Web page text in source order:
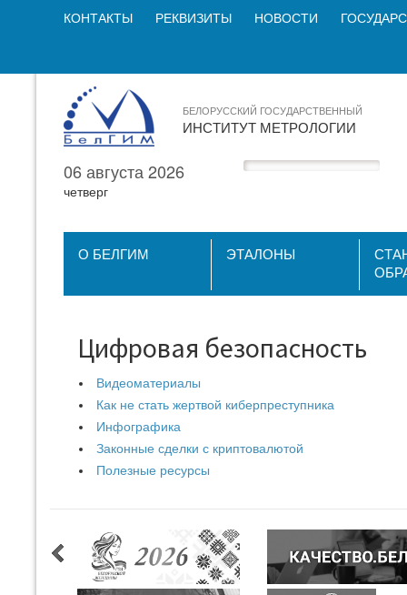
КОНТАКТЫ РЕКВИЗИТЫ НОВОСТИ
БЕЛОРУССКИЙ ГОСУДАРСТВЕННЫЙ
ИНСТИТУТ МЕТРОЛОГИИ
06 августа 2026
четверг
О БЕЛГИМ ЭТАЛОНЫ
Цифровая безопасность
Видеоматериалы
Как не стать жертвой киберпреступника
Инфографика
Законные сделки с криптовалютой
Полезные ресурсы